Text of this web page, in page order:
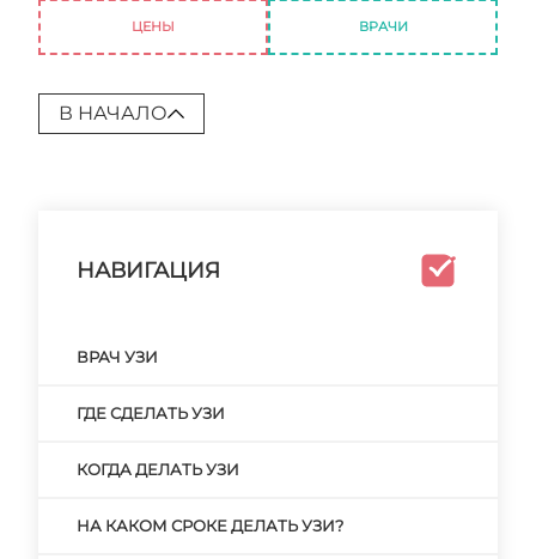
ЦЕНЫ ВРАЧИ
В НАЧАЛО
НАВИГАЦИЯ
ВРАЧ УЗИ
ГДЕ СДЕЛАТЬ УЗИ
КОГДА ДЕЛАТЬ УЗИ
НА КАКОМ СРОКЕ ДЕЛАТЬ УЗИ?